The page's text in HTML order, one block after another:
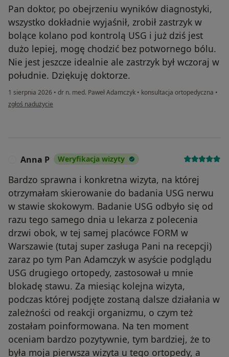
Pan doktor, po obejrzeniu wyników diagnostyki,
wszystko dokładnie wyjaśnił, zrobił zastrzyk w
bolące kolano pod kontrolą USG i już dziś jest
dużo lepiej, mogę chodzić bez potwornego bólu.
Nie jest jeszcze idealnie ale zastrzyk był wczoraj w
południe. Dziękuję doktorze.
1 sierpnia 2026 • dr n. med. Paweł Adamczyk • konsultacja ortopedyczna •
w opinii użytkownika Teresa
zgłoś nadużycie
Anna P Weryfikacja wizyty
Bardzo sprawna i konkretna wizyta, na której
otrzymałam skierowanie do badania USG nerwu
w stawie skokowym. Badanie USG odbyło się od
razu tego samego dnia u lekarza z polecenia
drzwi obok, w tej samej placówce FORM w
Warszawie (tutaj super zasługa Pani na recepcji)
zaraz po tym Pan Adamczyk w asyście podglądu
USG drugiego ortopedy, zastosował u mnie
blokadę stawu. Za miesiąc kolejna wizyta,
podczas której podjęte zostaną dalsze działania w
zależności od reakcji organizmu, o czym też
zostałam poinformowana. Na ten moment
oceniam bardzo pozytywnie, tym bardziej, że to
była moja pierwsza wizyta u tego ortopedy, a